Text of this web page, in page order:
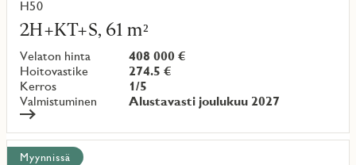
asumiskuluista yksinkertaisempia. Ratkaisu tarjoaa
selkeyttä asumiskustannuksiin ja lisää taloudellista turvaa.
Varaa nyt oma uusi kotisi Westendistä!
H50
2H+KT+S, 61 m²
Velaton hinta
408 000 €
Hoitovastike
274.5 €
Kerros
1/5
Valmistuminen
Alustavasti joulukuu 2027
Lue
lisää
kohteesta
Myynnissä